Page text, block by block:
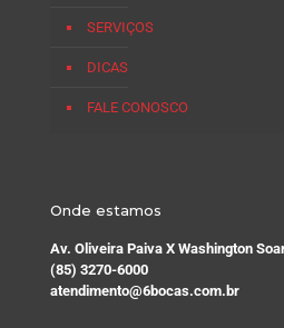
SERVIÇOS
DICAS
FALE CONOSCO
Onde estamos
Av. Oliveira Paiva X Washington
(85) 3270-6000
atendimento@6bocas.com.br